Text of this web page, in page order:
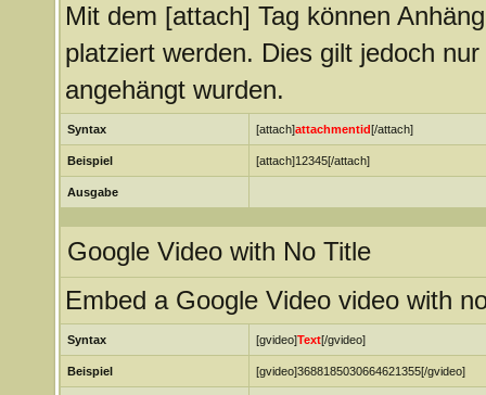
Mit dem [attach] Tag können
platziert werden. Dies gilt jedoch
angehängt wurden.
Syntax [attach]attachmentid[/attach]
Beispiel [attach]12345[/attach]
Ausgabe
Google Video with No Title
Embed a Google Video video with
Syntax [gvideo]Text[/gvideo]
Beispiel [gvideo]3688185030664621355[/gvideo]